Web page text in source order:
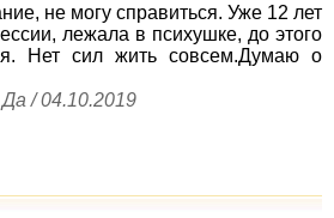
не могу справиться. Уже 12 лет
лежала в психушке, до этого
Нет сил жить совсем.Думаю о
/ 04.10.2019